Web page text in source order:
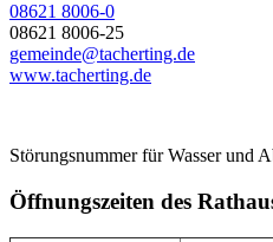
08621 8006-0
08621 8006-25
gemeinde@tacherting.de
www.tacherting.de
Störungsnummer für Wasser und
Öffnungszeiten des